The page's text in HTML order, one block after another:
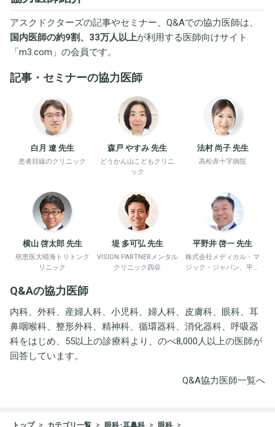
アスクドクターズの記事やセミナー、Q&Aでの協力医師は、
国内医師の約9割、33万人以上が利用する医師向けサイト
「m3.com 」の会員です。
記事・セミナーの協力医師
白月 遼 先生
患者目線のクリニック
森戸 やすみ 先生
どうかん山こどもクリニ
ック
法村 尚子 先生
高松赤十字病院
横山 啓太郎 先生
慈恵医大晴海トリトンク
リニック
堤 多可弘 先生
VISION PARTNERメンタル
クリニック四谷
平野井 啓一 先生
株式会社メディカル・マ
ジック・ジャパン、平野
Q&Aの協力医師
内科、外科、産婦人科、小児科、婦人科、皮膚科、眼科、耳
鼻咽喉科、整形外科、精神科、循環器科、消化器科、呼吸器
科をはじめ、55以上の診療科より、のべ8,000人以上の医師が
回答しています。
Q&A協力医師一覧へ
トップ カテゴリ一覧 眼科･耳鼻科 眼科